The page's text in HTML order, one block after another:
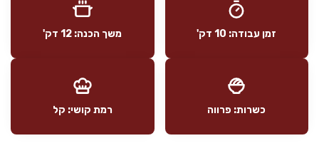
זמן עבודה: 10 דק' משך הכנה: 12 דק'
כשרות: פרווה רמת קושי: קל